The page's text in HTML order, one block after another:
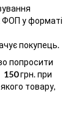
ФОП у форматі
покупець.
попросити
150грн. при
товару,